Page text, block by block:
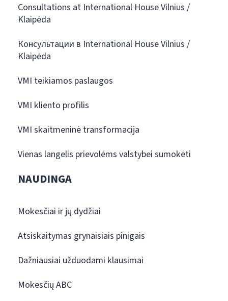
Consultations at International House Vilnius /
Klaipėda
Консультации в International House Vilnius /
Klaipėda
VMI teikiamos paslaugos
VMI kliento profilis
VMI skaitmeninė transformacija
Vienas langelis prievolėms valstybei sumokėti
NAUDINGA
Mokesčiai ir jų dydžiai
Atsiskaitymas grynaisiais pinigais
Dažniausiai užduodami klausimai
Mokesčių ABC